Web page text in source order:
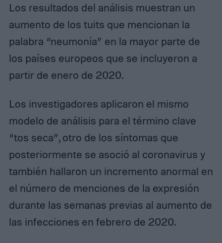
Los resultados del análisis muestran un
aumento de los tuits que mencionan la
palabra “neumonía” en la mayor parte de
los países europeos que se incluyeron a
partir de enero de 2020.
Los investigadores aplicaron el mismo
modelo de análisis para el término clave
“tos seca”, otro de los síntomas que
posteriormente se asoció al coronavirus y
también hallaron un incremento anormal en
el número de menciones de la expresión
durante las semanas previas al aumento de
las infecciones en febrero de 2020.